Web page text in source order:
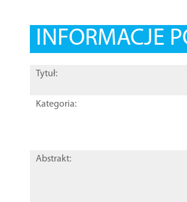
INFORMACJE
Tytuł:
Kategoria:
Abstrakt: